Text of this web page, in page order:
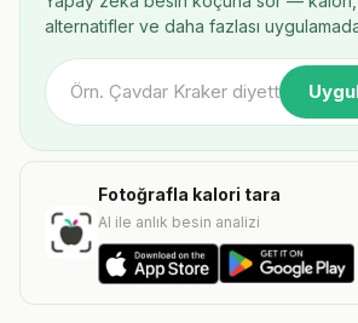
alternatifler ve daha fazlası
Fotoğrafla kalori tara
AI ile anlık besin analizi